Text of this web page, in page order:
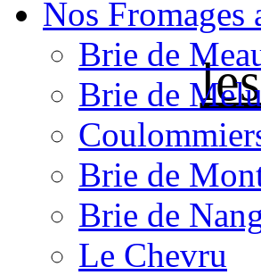
Nos Fromages
Brie de
Brie de
Brie de
Brie de
Le Chevru